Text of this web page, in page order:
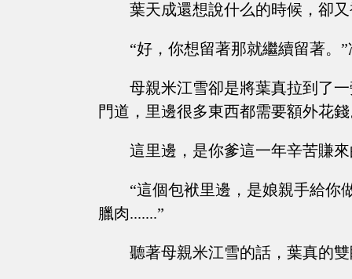
葉天成還想說什么的時候，卻
“好，你想留著那就繼續留著。
母親米江雪卻是將葉真拉到了
門道，里邊很多東西都需要額外花
這里邊，是你爹這一年辛苦賺
“這個包袱里邊，是娘親手給你
臘肉.......”
聽著母親米江雪的話，葉真的